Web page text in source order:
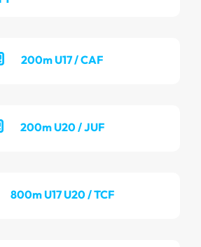
200m U17 / CAF
200m U20 / JUF
800m U17 U20 / TCF